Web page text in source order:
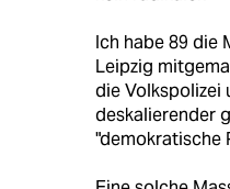
Ich habe 89 die
Leipzig
die Volkspolizei
deskalierender
"demokratische